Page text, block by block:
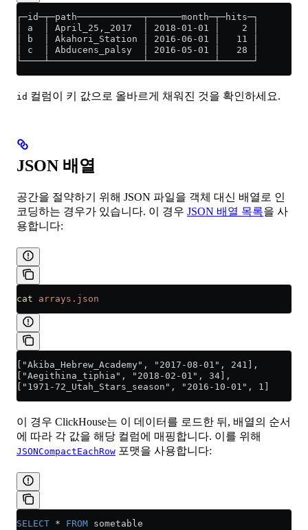
┌─id─┬─path────────────┬──────month─┬─hits─┐
│ a  │ April_25,_2017  │ 2018-01-01 │    2 │
│ b  │ Akahori_Station │ 2016-06-01 │   11 │
│ c  │ Abducens_palsy  │ 2016-05-01 │   28 │
└────┴─────────────────┴────────────┴──────┘
id 컬럼이 키 값으로 올바르게 채워진 것을 확인하세요.
JSON 배열
공간을 절약하기 위해 JSON 파일을 객체 대신 배열로 인
코딩하는 경우가 있습니다. 이 경우 JSON 배열 목록을 사
용합니다:
cat arrays.json
["Akiba_Hebrew_Academy", "2017-08-01", 241],
["Aegithina_tiphia", "2018-02-01", 34],
["1971-72_Utah_Stars_season", "2016-10-01", 1]
이 경우 ClickHouse는 이 데이터를 로드한 뒤, 배열의 순서
에 따라 각 값을 해당 컬럼에 매핑합니다. 이를 위해
JSONCompactEachRow 포맷을 사용합니다:
SELECT * FROM sometable